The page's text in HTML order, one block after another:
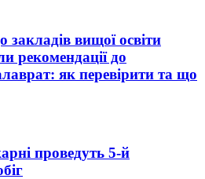
закладів вищої освіти
рекомендації до
як перевірити та що
проведуть 5-й